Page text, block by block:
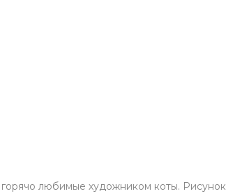
любимые художником коты. Рисунок